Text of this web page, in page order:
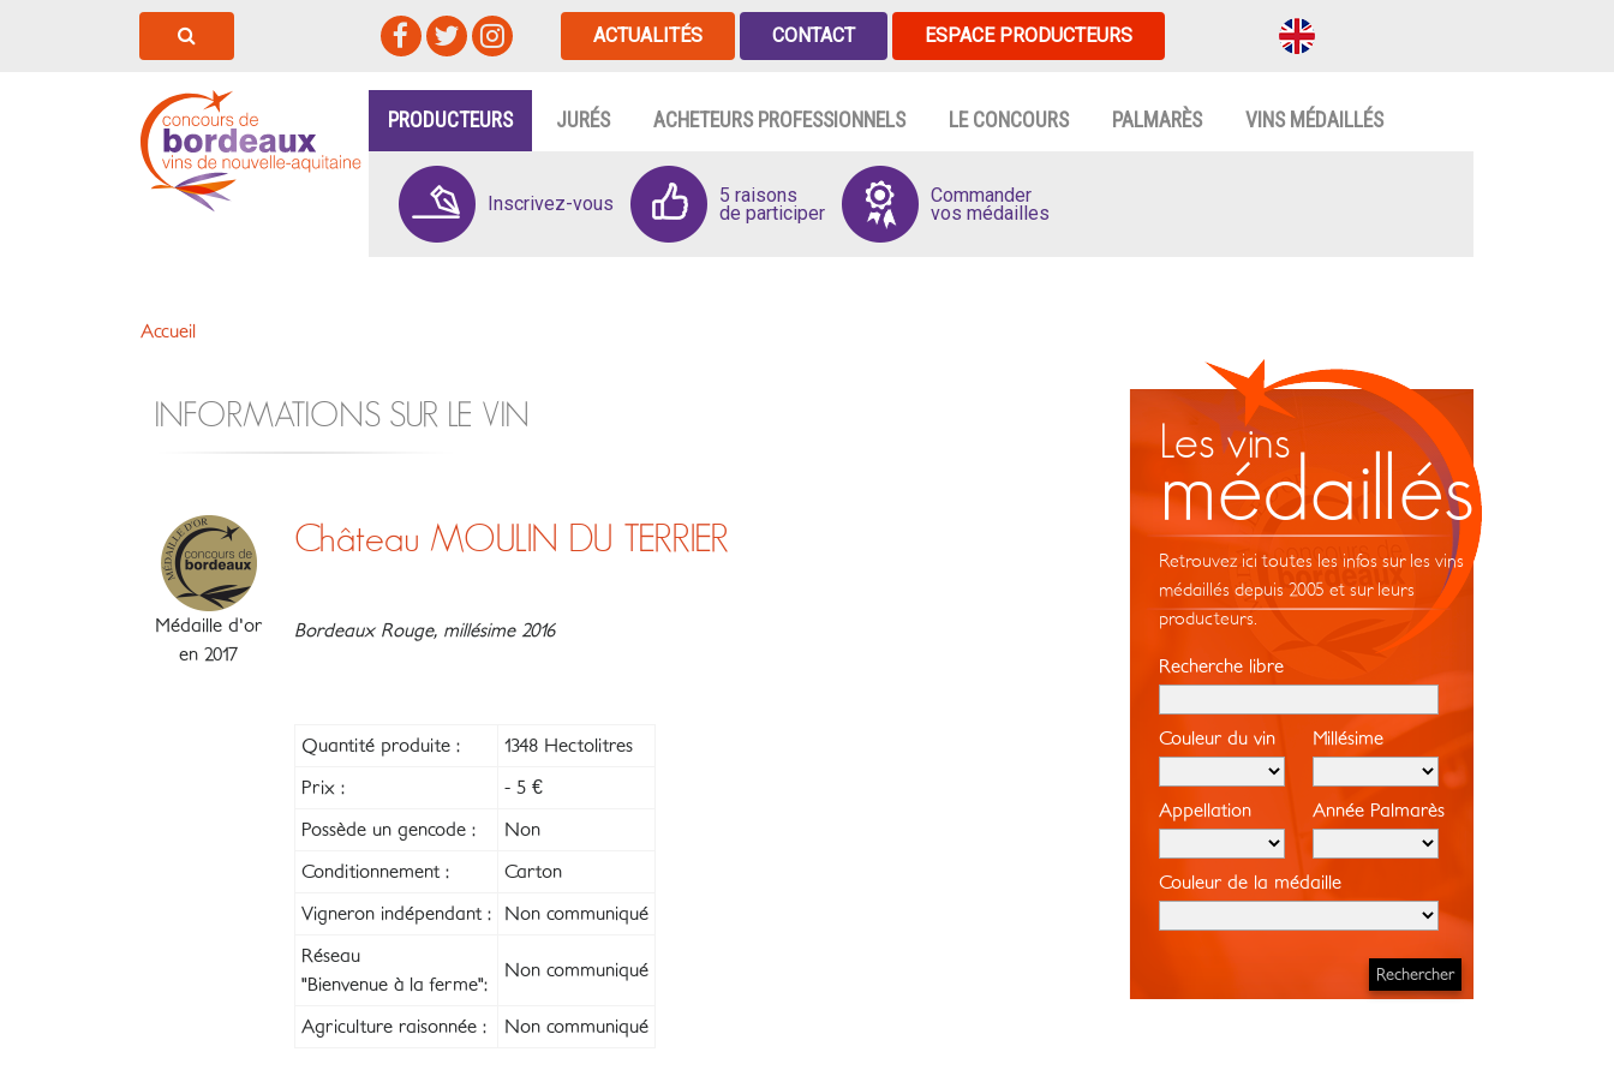
ACTUALITÉS CONTACT ESPACE PRODUCTEURS
PRODUCTEURS JURÉS ACHETEURS PROFESSIONNELS LE CONCOURS PALMARÈS VINS MÉDAILLÉS
Inscrivez-vous 5 raisons
de participer
Commander
vos médailles
Accueil
INFORMATIONS SUR LE VIN
Médaille d'or
en 2017
Château MOULIN DU TERRIER
Bordeaux Rouge, millésime 2016
Quantité produite : 1348 Hectolitres
Prix : - 5 €
Possède un gencode : Non
Conditionnement : Carton
Vigneron indépendant : Non communiqué
Réseau
"Bienvenue à la ferme":
Non communiqué
Agriculture raisonnée : Non communiqué
Les vins
médaillés
Retrouvez ici toutes les infos sur les vins
médaillés depuis 2005 et sur leurs
producteurs.
Recherche libre
Couleur du vin Millésime
Appellation Année Palmarès
Couleur de la médaille